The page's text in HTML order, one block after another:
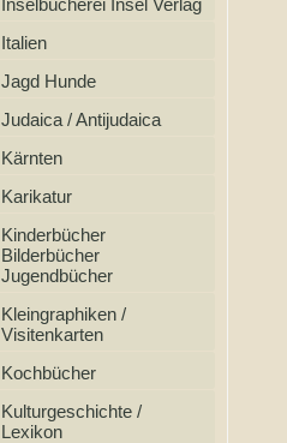
Inselbücherei Insel Verlag
Italien
Jagd Hunde
Judaica / Antijudaica
Kärnten
Karikatur
Kinderbücher
Bilderbücher
Jugendbücher
Kleingraphiken /
Visitenkarten
Kochbücher
Kulturgeschichte /
Lexikon